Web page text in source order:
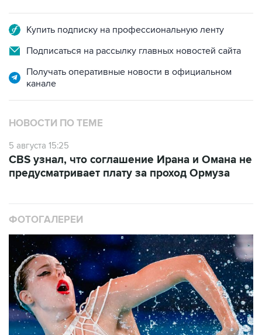
Купить подписку на профессиональную ленту
Подписаться на рассылку главных новостей сайта
Получать оперативные новости в официальном
канале
НОВОСТИ ПО ТЕМЕ
5 августа 15:25
CBS узнал, что соглашение Ирана и Омана не
предусматривает плату за проход Ормуза
ФОТОГАЛЕРЕИ